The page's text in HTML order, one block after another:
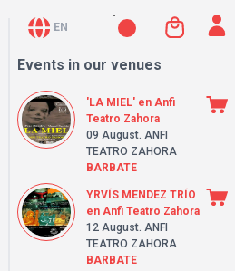
EN
Events in our venues
'LA MIEL' en Anfi
Teatro Zahora
09 August. ANFI
TEATRO ZAHORA
BARBATE
YRVÍS MENDEZ TRÍO
en Anfi Teatro Zahora
12 August. ANFI
TEATRO ZAHORA
BARBATE